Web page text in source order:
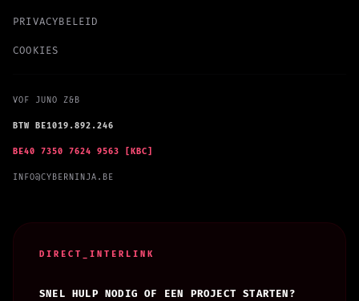
PRIVACYBELEID
COOKIES
VOF JUNO Z&B
BTW BE1019.892.246
BE40 7350 7624 9563 [KBC]
INFO@CYBERNINJA.BE
DIRECT_INTERLINK
SNEL HULP NODIG OF EEN PROJECT STARTEN?